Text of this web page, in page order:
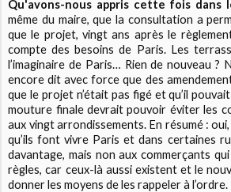
Qu'avons-nous appris cette fois dans
même du maire, que la consultation a
que le projet, vingt ans après le
compte des besoins de Paris. Les
l’imaginaire de Paris… Rien de nouveau ?
encore dit avec force que des
que le projet n’était pas figé et qu’il
mouture finale devrait pouvoir éviter les
aux vingt arrondissements. En résumé :
qu’ils font vivre Paris et dans certaines
davantage, mais non aux commerçants
règles, car ceux-là aussi existent et le
donner les moyens de les rappeler à l’ordre.